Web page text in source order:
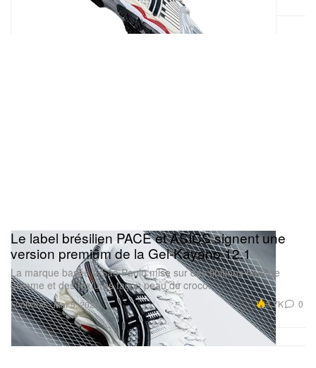
Footwear
Le label brésilien PACE et ASICS signent une
version premium de la Gel-Kayano 12.1
La marque basée à São Paulo mise sur des finitions haut de
gamme et des textures façon peau de croco.
Mar 5, 2026 3.7K 0